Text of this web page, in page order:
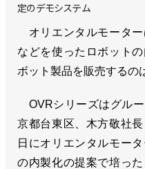
定のデモシステム
オリエンタルモーター
などを使ったロボット
ボット製品を販売するの
OVRシリーズはグル
京都台東区、木方敬社
日にオリエンタルモー
の内製化の提案で培っ